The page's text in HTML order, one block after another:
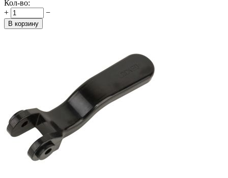
Кол-во:
+
−
В корзину